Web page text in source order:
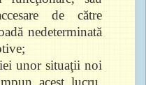
de către
nedeterminată
unor situaţii noi
acest lucru,